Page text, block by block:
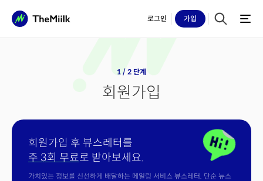
로그인 가입
1 / 2 단계
회원가입
회원가입 후 뷰스레터를
주 3회 무료로 받아보세요.
가치있는 정보를 신선하게 배달하는 메일링 서비스 뷰스레터. 단순 뉴스